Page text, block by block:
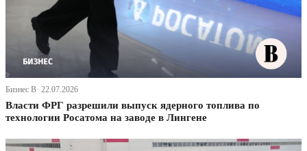
Бизнес В· 22.07.2026
Власти ФРГ разрешили выпуск ядерного топлива по
технологии Росатома на заводе в Лингене